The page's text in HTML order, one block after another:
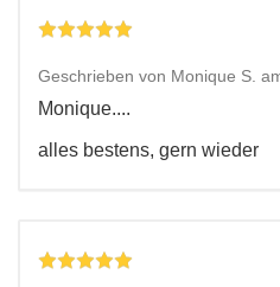
Geschrieben von Monique S.
Monique....
alles bestens, gern wieder